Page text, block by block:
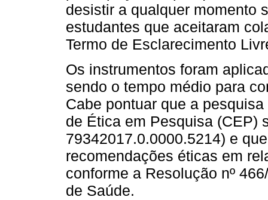
desistir a qualquer momento
estudantes que aceitaram
Termo de Esclarecimento
Os instrumentos foram
sendo o tempo médio para
Cabe pontuar que a
de Ética em Pesquisa (CEP)
79342017.0.0000.5214) e
recomendações éticas em
conforme a Resolução nº
de Saúde.